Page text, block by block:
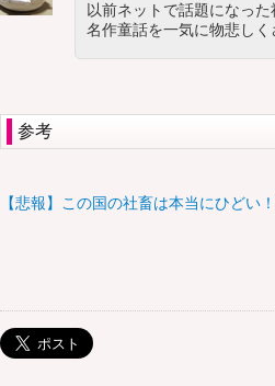
以前ネットで話題になっ
名作童話を一気に物悲し
参考
【悲報】この国の社畜は本当にひどい